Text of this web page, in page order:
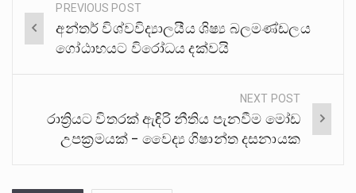
Post
navigation
PREVIOUS POST
අන්තර් විශ්වවිද්‍යාලයීය ශිෂ්‍ය බලමණ්ඩලය
ගෝඨාභයට විරෝධය දක්වයි
NEXT POST
රාත්‍රියට විතරක් ඇඳිරි නීතිය පැනවීම මෝඩ
උපක්‍රමයක් – වෛද්‍ය ගිෂාන්ත දසනායක